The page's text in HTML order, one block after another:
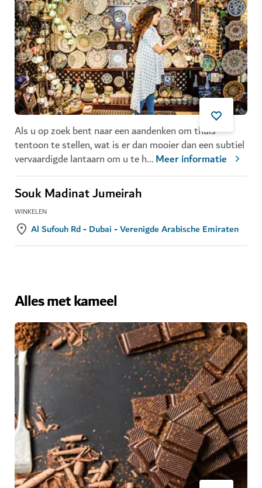
Als u op zoek bent naar een aandenken om thuis
tentoon te stellen, wat is er dan mooier dan een subtiel
vervaardigde lantaarn om u te h...Meer informatie
Souk Madinat Jumeirah
WINKELEN
Al Sufouh Rd - Dubai - Verenigde Arabische Emiraten
Alles met kameel